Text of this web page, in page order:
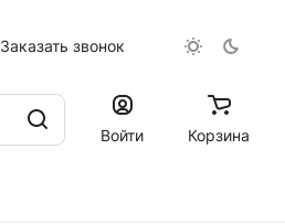
Заказать звонок
Войти
Корзина